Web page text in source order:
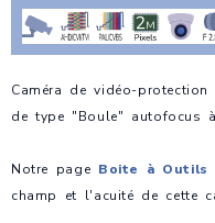
Caméra de vidéo-protection
de type "Boule" autofocus
Notre page Boite à Outils
champ et l'acuité de cette